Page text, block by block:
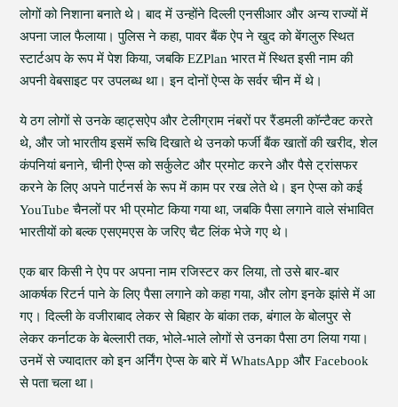
लोगों को निशाना बनाते थे। बाद में उन्होंने दिल्ली एनसीआर और अन्य राज्यों में
अपना जाल फैलाया। पुलिस ने कहा, पावर बैंक ऐप ने खुद को बेंगलुरु स्थित
स्टार्टअप के रूप में पेश किया, जबकि EZPlan भारत में स्थित इसी नाम की
अपनी वेबसाइट पर उपलब्ध था। इन दोनों ऐप्स के सर्वर चीन में थे।
ये ठग लोगों से उनके व्हाट्सऐप और टेलीग्राम नंबरों पर रैंडमली कॉन्टैक्ट करते
थे, और जो भारतीय इसमें रूचि दिखाते थे उनको फर्जी बैंक खातों की खरीद, शेल
कंपनियां बनाने, चीनी ऐप्स को सर्कुलेट और प्रमोट करने और पैसे ट्रांसफर
करने के लिए अपने पार्टनर्स के रूप में काम पर रख लेते थे। इन ऐप्स को कई
YouTube चैनलों पर भी प्रमोट किया गया था, जबकि पैसा लगाने वाले संभावित
भारतीयों को बल्क एसएमएस के जरिए चैट लिंक भेजे गए थे।
एक बार किसी ने ऐप पर अपना नाम रजिस्टर कर लिया, तो उसे बार-बार
आकर्षक रिटर्न पाने के लिए पैसा लगाने को कहा गया, और लोग इनके झांसे में आ
गए। दिल्ली के वजीराबाद लेकर से बिहार के बांका तक, बंगाल के बोलपुर से
लेकर कर्नाटक के बेल्लारी तक, भोले-भाले लोगों से उनका पैसा ठग लिया गया।
उनमें से ज्यादातर को इन अर्निंग ऐप्स के बारे में WhatsApp और Facebook
से पता चला था।